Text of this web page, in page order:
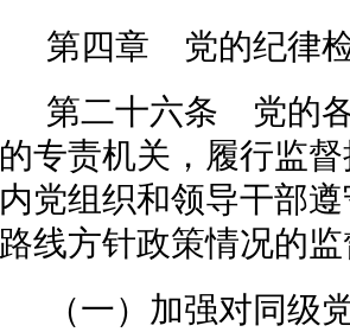
第四章 党的纪律
第二十六条 党的
的专责机关，履行监
内党组织和领导干部
路线方针政策情况的
（一）加强对同级